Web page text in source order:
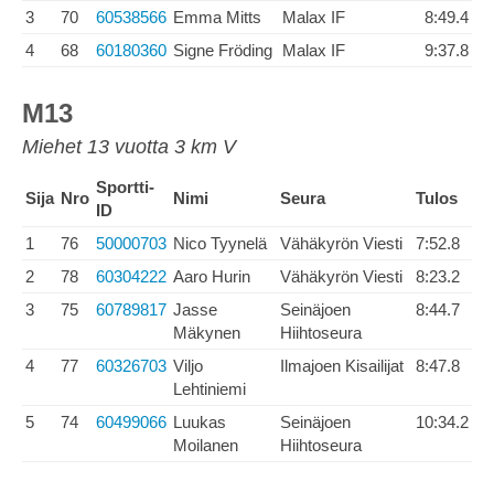
3 70 60538566 Emma Mitts Malax IF
8:49.4
4
68 60180360 Signe Fröding Malax IF 9:37.8
M13
Miehet 13 vuotta 3 km V
Sija Nro
Sportti-
ID
Nimi Seura Tulos
1 76 50000703 Nico Tyynelä Vähäkyrön Viesti
7:52.8
2
78 60304222 Aaro Hurin Vähäkyrön Viesti
8:23.2
3
75 60789817 Jasse
Mäkynen
Seinäjoen
Hiihtoseura
8:44.7
4 77 60326703 Viljo
Lehtiniemi
Ilmajoen Kisailijat 8:47.8
5 74 60499066 Luukas
Moilanen
Seinäjoen
Hiihtoseura
10:34.2